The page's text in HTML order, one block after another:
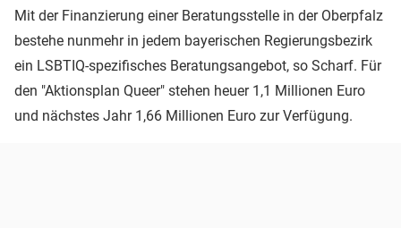
Mit der Finanzierung einer Beratungsstelle in der Oberpfalz
bestehe nunmehr in jedem bayerischen Regierungsbezirk
ein LSBTIQ-spezifisches Beratungsangebot, so Scharf. Für
den "Aktionsplan Queer" stehen heuer 1,1 Millionen Euro
und nächstes Jahr 1,66 Millionen Euro zur Verfügung.